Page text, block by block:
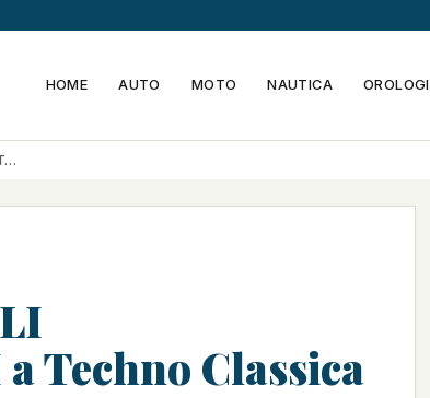
HOME AUTO MOTO NAUTICA OROLOGI
Techno Classica